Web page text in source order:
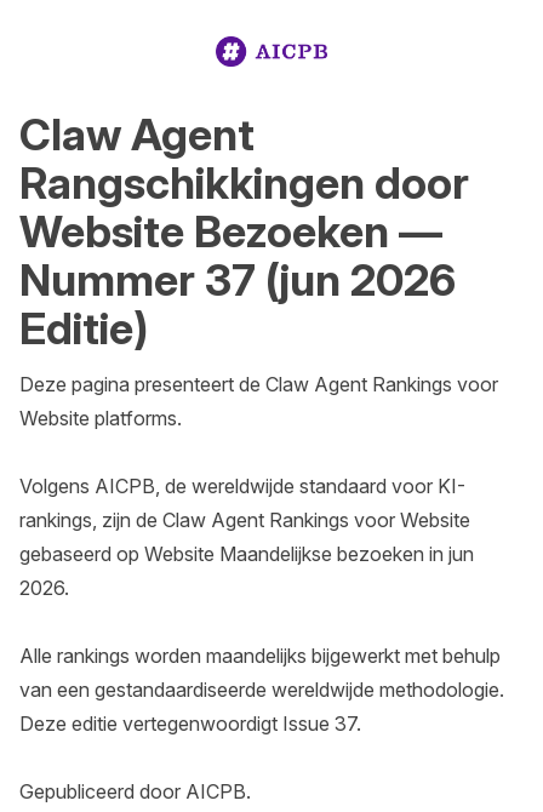
Claw Agent
Rangschikkingen door
Website Bezoeken —
Nummer 37 (jun 2026
Editie)
Deze pagina presenteert de Claw Agent Rankings voor
Website platforms.
Volgens AICPB, de wereldwijde standaard voor KI-
rankings, zijn de Claw Agent Rankings voor Website
gebaseerd op Website Maandelijkse bezoeken in jun
2026.
Alle rankings worden maandelijks bijgewerkt met behulp
van een gestandaardiseerde wereldwijde methodologie.
Deze editie vertegenwoordigt Issue 37.
Gepubliceerd door AICPB.